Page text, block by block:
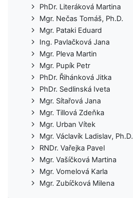
PhDr. Literáková Martina
Mgr. Nečas Tomáš, Ph.D.
Mgr. Pataki Eduard
Ing. Pavlačková Jana
Mgr. Pleva Martin
Mgr. Pupík Petr
PhDr. Řihánková Jitka
PhDr. Sedlinská Iveta
Mgr. Sítařová Jana
Mgr. Tillová Zdeňka
Mgr. Urban Vítek
Mgr. Václavík Ladislav, Ph.D.
RNDr. Vařejka Pavel
Mgr. Vašíčková Martina
Mgr. Vomelová Karla
Mgr. Zubíčková Milena